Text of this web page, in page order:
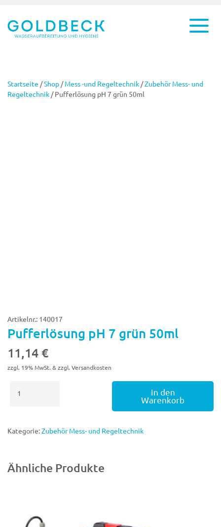
Startseite /Shop /Mess -und Regeltechnik /Zubehör Mess- und
Regeltechnik / Pufferlösung pH 7 grün 50ml
Artikelnr.: 140017
Pufferlösung pH 7 grün 50ml
11,14 €
zzgl. 19% MwSt. & zzgl. Versandkosten
50ml
Menge
In den
Warenkorb
Kategorie:Zubehör Mess- und Regeltechnik
Ähnliche Produkte